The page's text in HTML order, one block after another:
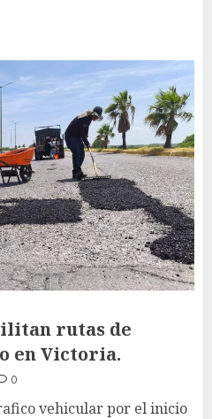
rutas de
en Victoria.
0
vehicular por el inicio